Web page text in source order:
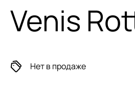
Venis
Нет в продаже